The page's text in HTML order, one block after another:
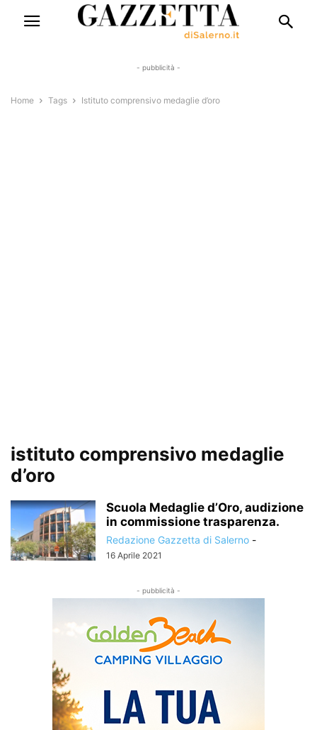
- pubblicità -
Home Tags Istituto comprensivo medaglie d’oro
istituto comprensivo medaglie
d’oro
Scuola Medaglie d’Oro, audizione
in commissione trasparenza.
Redazione Gazzetta di Salerno -
16 Aprile 2021
- pubblicità -